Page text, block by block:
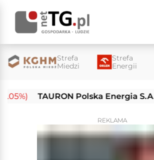
Strefa
Miedzi
Strefa
Energii
TAURON Polska Energia S.A.
REKLAMA